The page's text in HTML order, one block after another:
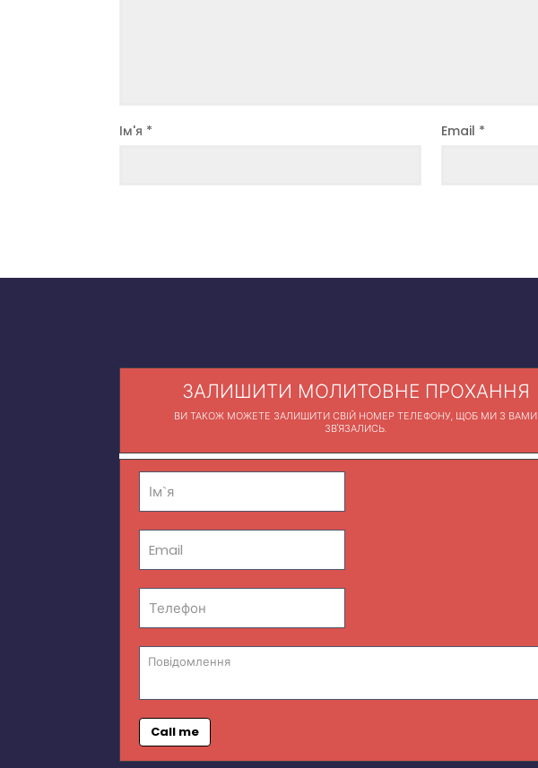
Ім'я * Email *
ЗАЛИШИТИ МОЛИТОВНЕ ПРОХАННЯ
ВИ ТАКОЖ МОЖЕТЕ ЗАЛИШИТИ СВІЙ НОМЕР ТЕЛЕФОНУ, ЩОБ МИ З ВАМИ
ЗВ'ЯЗАЛИСЬ.
Call me